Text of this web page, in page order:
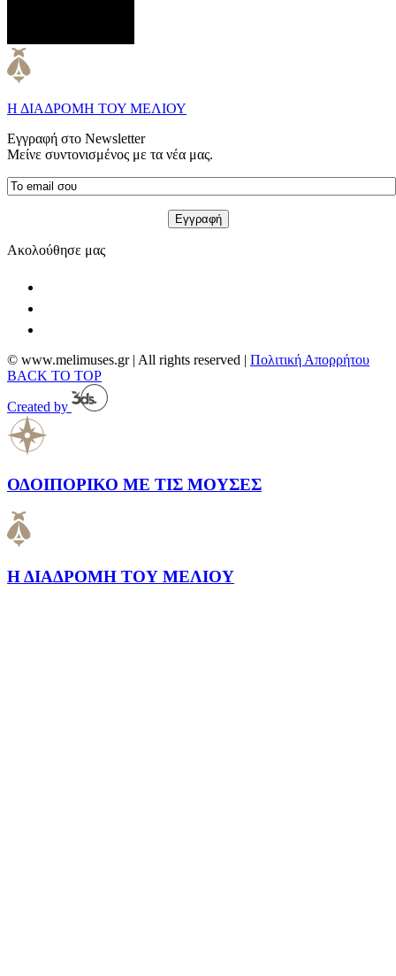
Η ΔΙΑΔΡΟΜΗ ΤΟΥ ΜΕΛΙΟΥ
Εγγραφή στο Newsletter
Μείνε συντονισμένος με τα νέα μας.
Ακολούθησε μας
© www.melimuses.gr | All rights reserved | Πολιτική Απορρήτου
BACK TO TOP
Created by
ΟΔΟΙΠΟΡΙΚΟ ΜΕ ΤΙΣ ΜΟΥΣΕΣ
Η ΔΙΑΔΡΟΜΗ ΤΟΥ ΜΕΛΙΟΥ